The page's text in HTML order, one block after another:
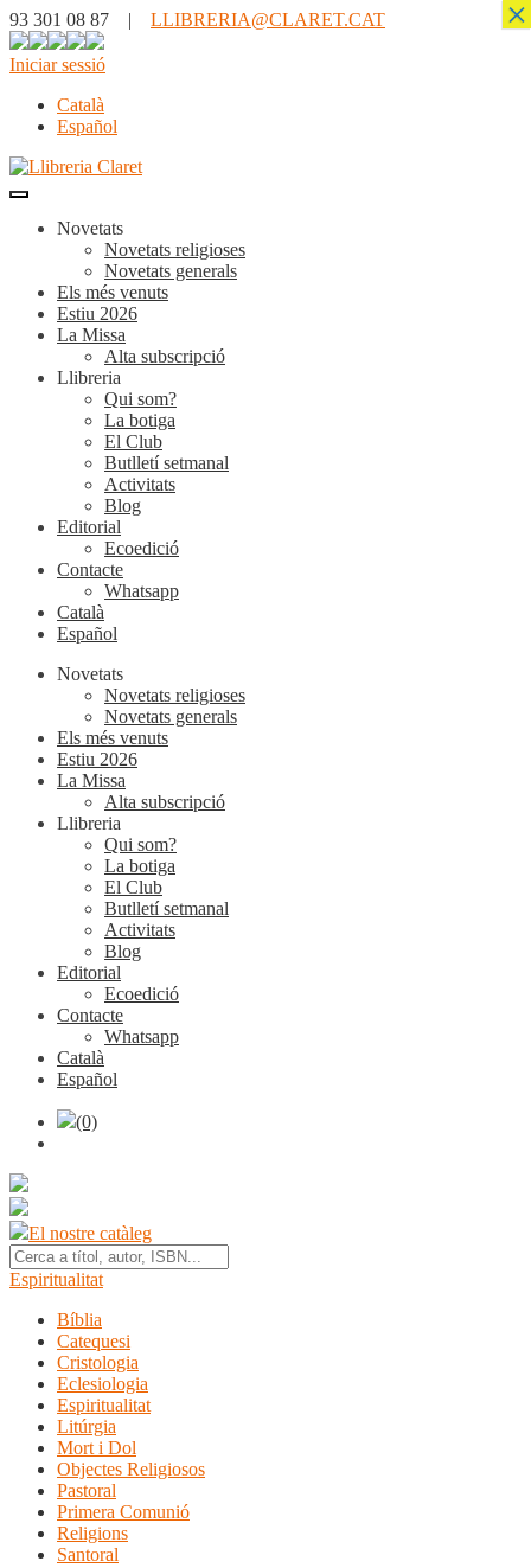
93 301 08 87 | LLIBRERIA@CLARET.CAT
Iniciar sessió
Català
Español
Novetats
Novetats religioses
Novetats generals
Els més venuts
Estiu 2026
La Missa
Alta subscripció
Llibreria
Qui som?
La botiga
El Club
Butlletí setmanal
Activitats
Blog
Editorial
Ecoedició
Contacte
Whatsapp
Català
Español
Novetats
Novetats religioses
Novetats generals
Els més venuts
Estiu 2026
La Missa
Alta subscripció
Llibreria
Qui som?
La botiga
El Club
Butlletí setmanal
Activitats
Blog
Editorial
Ecoedició
Contacte
Whatsapp
Català
Español
(0)
El nostre catàleg
Espiritualitat
Bíblia
Catequesi
Cristologia
Eclesiologia
Espiritualitat
Litúrgia
Mort i Dol
Objectes Religiosos
Pastoral
Primera Comunió
Religions
Santoral
×